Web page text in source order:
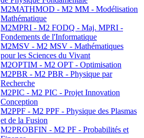
M2MATHMOD - M2 MM - Modélisation
Mathématique
M2MPRI - M2 FODQ - Maj. MPRI -
Fondements de l'Informatique
M2MSV - M2 MSV - Mathématiques
pour les Sciences du Vivant
M2OPTIM - M2 OPT - Optimisation
M2PBR - M2 PBR - Physique par
Recherche
M2PIC - M2 PIC - Projet Innovation
Conception
M2PPF - M2 PPF - Physique des Plasmas
et de la Fusion
M2PROBFIN - M2 PF - Probabilités et